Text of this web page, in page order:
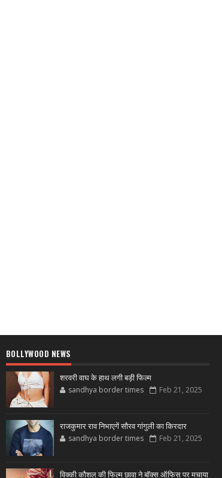
BOLLYWOOD NEWS
शरवरी वाघ के हाथ लगी बड़ी फिल्म
sandhya border times Feb 21, 2025
राजकुमार राव निभाएगें सौरव गांगुली का किरदार
sandhya border times Feb 21, 2025
विक्की कौशल की फिल्म छावा ने बॉक्स ऑफिस पर मचाया